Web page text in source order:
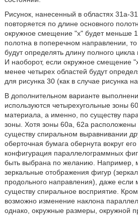
Рисунок, нанесенный в областях 31а-
повторяется по длине основного
окружное смещение "х" будет меньше
полотна в поперечном направлении,
будут определять длину полного
И наоборот, если окружное смещение
менее четырех областей будут
для рисунка 30 (как в случае рисунка
В дополнительном варианте
используются четырехугольные зоны
материала, а именно, по существу
зоны. Хотя зоны 60а, 62а расположены
существу спиральном выравнивании
оберточная бумага обернута вокруг
конфигурация параллелограммных
быть выбрана по желанию. Например,
зеркальные отображения фигур
продольного направления), даже если
существу спиральное восприятие.
возможно изменение наклона
однако, окружные размеры, окружной